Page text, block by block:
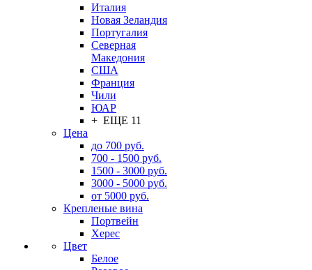
Италия
Новая Зеландия
Португалия
Северная
Македония
США
Франция
Чили
ЮАР
+ ЕЩЕ 11
Цена
до 700 руб.
700 - 1500 руб.
1500 - 3000 руб.
3000 - 5000 руб.
от 5000 руб.
Крепленые вина
Портвейн
Херес
Цвет
Белое